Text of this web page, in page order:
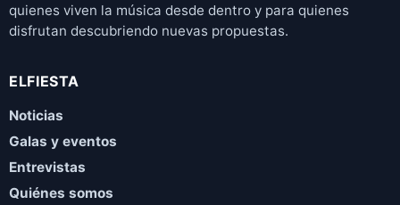
quienes viven la música desde dentro y para quienes
disfrutan descubriendo nuevas propuestas.
ELFIESTA
Noticias
Galas y eventos
Entrevistas
Quiénes somos